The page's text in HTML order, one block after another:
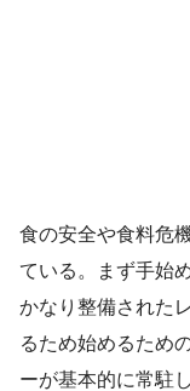
食の安全や食料危
ている。まず手始
かなり整備された
るため始めるため
ーが基本的に常駐